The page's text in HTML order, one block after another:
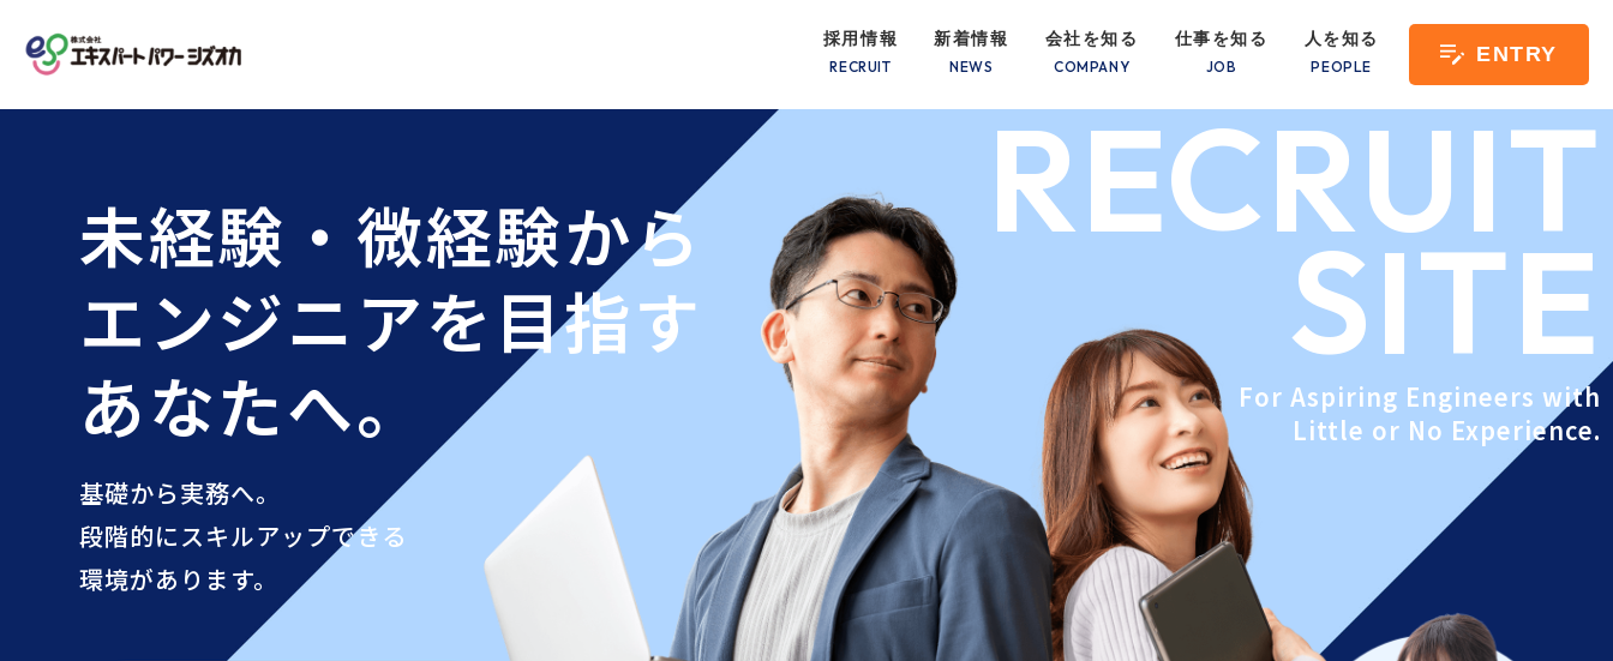
採用情報 新着情報 会社を知る 仕事を知る 人を知る
ENTRY
未経験・微経験から
エンジニアを目指す
あなたへ。
基礎から実務へ。
段階的にスキルアップできる
環境があります。
RECRUIT
SITE
For Aspiring Engineers with
Little or No Experience.